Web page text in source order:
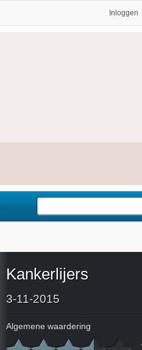
Inloggen
Kankerlijers
3-11-2015
Algemene waardering